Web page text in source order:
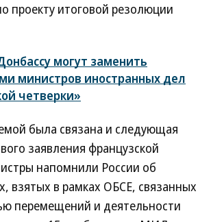
проекту итоговой резолюции
могут заменить
министров иностранных дел
четверки»
была связана и следующая
заявления французской
напомнили России об
взятых в рамках ОБСЕ, связанных
перемещений и деятельности